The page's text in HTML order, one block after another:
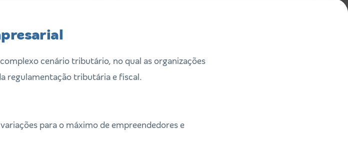
cenário tributário, no qual as organizações
regulamentação tributária e fiscal.
para o máximo de empreendedores e